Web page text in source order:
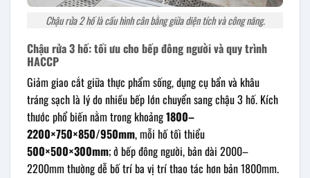
Chậu rửa 2 hố là cấu hình cân bằng giữa diện tích và công năng.
Chậu rửa 3 hố: tối ưu cho bếp đông người và quy trình
HACCP
Giảm giao cắt giữa thực phẩm sống, dụng cụ bẩn và khâu
tráng sạch là lý do nhiều bếp lớn chuyển sang chậu 3 hố. Kích
thước phổ biến nằm trong khoảng1800–
2200×750×850/950mm, mỗi hố tối thiểu
500×500×300mm; ở bếp đông người, bản dài 2000–
2200mm thường dễ bố trí ba vị trí thao tác hơn bản 1800mm.